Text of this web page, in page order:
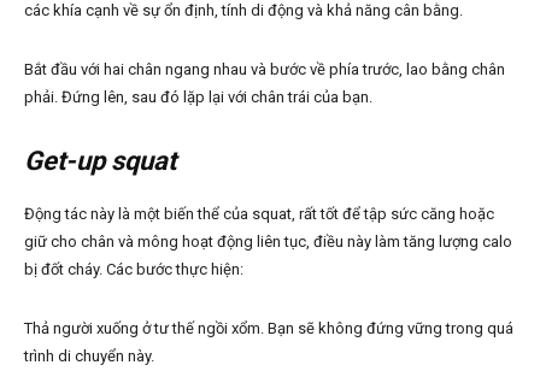
các khía cạnh về sự ổn định, tính di động và khả năng cân bằng.
Bắt đầu với hai chân ngang nhau và bước về phía trước, lao bằng chân
phải. Đứng lên, sau đó lặp lại với chân trái của bạn.
Get-up squat
Động tác này là một biến thể của squat, rất tốt để tập sức căng hoặc
giữ cho chân và mông hoạt động liên tục, điều này làm tăng lượng calo
bị đốt cháy. Các bước thực hiện:
Thả người xuống ở tư thế ngồi xổm. Bạn sẽ không đứng vững trong quá
trình di chuyển này.